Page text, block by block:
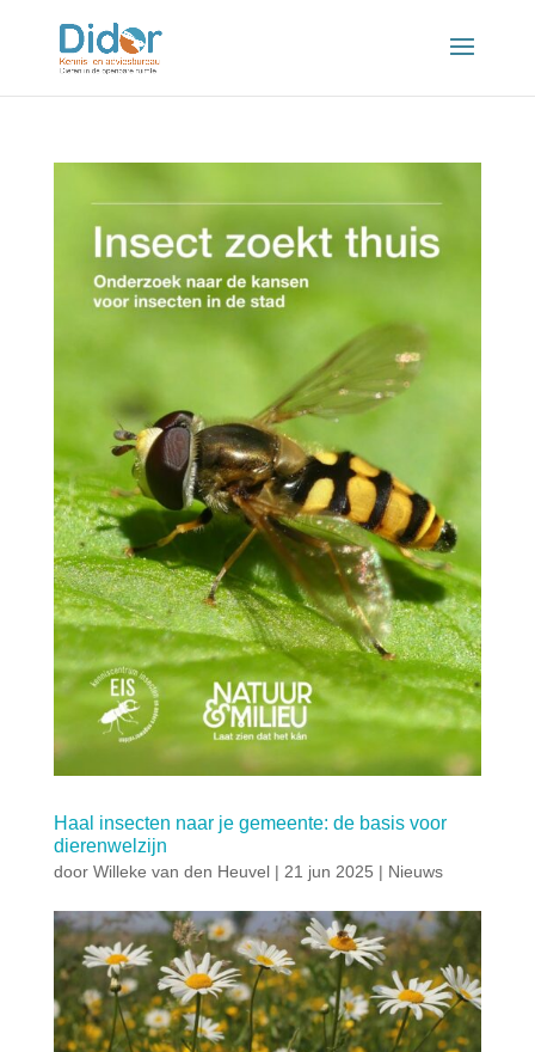
Haal insecten naar je gemeente: de basis voor
dierenwelzijn
door Willeke van den Heuvel| 21 jun 2025 | Nieuws